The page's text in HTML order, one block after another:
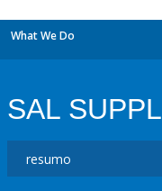
What We Do
SAL SUPPL